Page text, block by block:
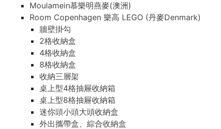
Moulamein慕樂明燕麥(澳洲)
Room Copenhagen 樂高 LEGO (丹麥Denmark)
牆壁掛勾
2格收納盒
4格收納盒
8格收納盒
收納三層架
桌上型4格抽屜收納箱
桌上型8格抽屜收納箱
迷你頭小頭大頭收納盒
外出攜帶盒、綜合收納盒